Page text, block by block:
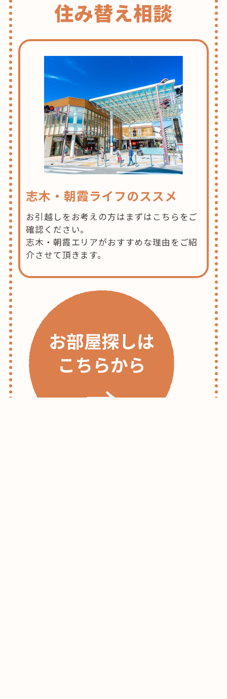
住み替え相談
志木・朝霞ライフのススメ
お引越しをお考えの方はまずはこちらをご
確認ください。
志木・朝霞エリアがおすすめな理由をご紹
介させて頂きます。